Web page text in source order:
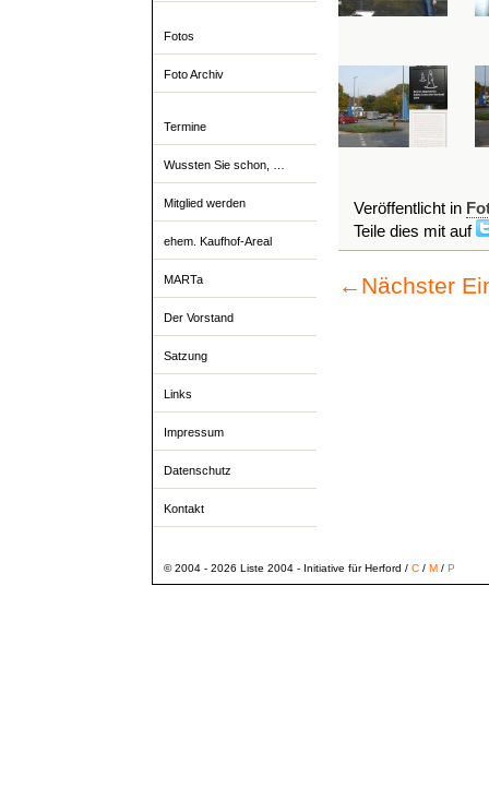
Fotos
Foto Archiv
Termine
Wussten Sie schon, …
Mitglied werden
ehem. Kaufhof-Areal
MARTa
Der Vorstand
Satzung
Links
Impressum
Datenschutz
Kontakt
Veröffentlicht in
Teile dies mit auf
← Nächster
© 2004 - 2026 Liste 2004 - Initiative für Herford / C/ M/ P